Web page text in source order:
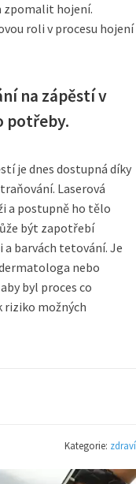
zpomalit hojení.
roli v procesu hojení
na zápěstí v
potřeby.
je dnes dostupná díky
Laserová
a postupně ho tělo
být zapotřebí
barvách tetování. Je
nebo
byl proces co
riziko možných
Kategorie: zdraví